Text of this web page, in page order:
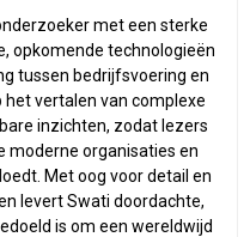
met een sterke
opkomende technologieën
tussen bedrijfsvoering en
het vertalen van complexe
inzichten, zodat lezers
moderne organisaties en
Met oog voor detail en
levert Swati doordachte,
is om een wereldwijd